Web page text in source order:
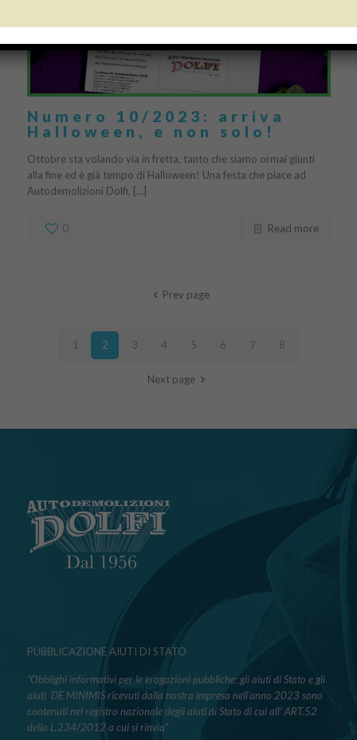
Numero 10/2023: arriva
Halloween, e non solo!
Ottobre sta volando via in fretta, tanto che siamo ormai giunti
alla fine ed è già tempo di Halloween! Una festa che piace ad
Autodemolizioni Dolfi, […]
0 Read more
Prev page
1 2 3 4 5 6 7 8
Next page
PUBBLICAZIONE AIUTI DI STATO
“Obblighi informativi per le erogazioni pubbliche: gli aiuti di Stato e gli
aiuti DE MINIMIS ricevuti dalla nostra impresa nell’anno 2023 sono
contenuti nel registro nazionale degli aiuti di Stato di cui all’ ART.52
della L.234/2012 a cui si rinvia“